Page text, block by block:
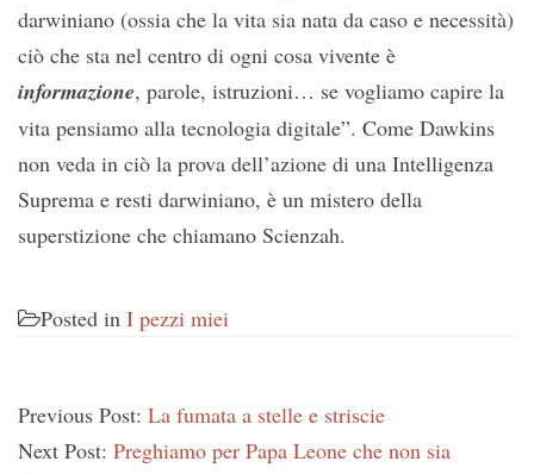
darwiniano (ossia che la vita sia nata da caso e necessità)
ciò che sta nel centro di ogni cosa vivente è
informazione, parole, istruzioni… se vogliamo capire la
vita pensiamo alla tecnologia digitale”. Come Dawkins
non veda in ciò la prova dell’azione di una Intelligenza
Suprema e resti darwiniano, è un mistero della
superstizione che chiamano Scienzah.
Posted in I pezzi miei
Previous Post: La fumata a stelle e striscie
Next Post: Preghiamo per Papa Leone che non sia